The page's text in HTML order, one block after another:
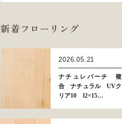
新着フローリング
2026.05.21
ナチュレバーチ 複
合 ナチュラル UVク
リア10 12×15…